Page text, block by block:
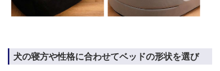
犬の寝方や性格に合わせてベッドの形状を選び